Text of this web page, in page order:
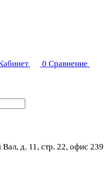
0 Сравнение
д. 11, стр. 22, офис 239